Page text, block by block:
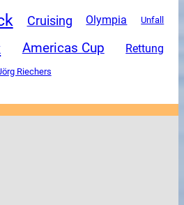
Cruising Olympia Unfall
Americas Cup Rettung
Riechers